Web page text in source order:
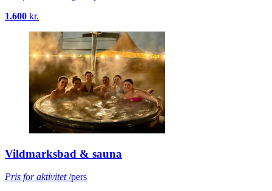
1.600 kr.
Vildmarksbad & sauna
Pris for aktivitet/pers